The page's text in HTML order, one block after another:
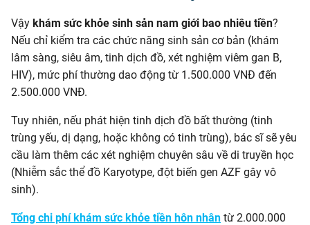
Vậy khám sức khỏe sinh sản nam giới bao nhiêu tiền?
Nếu chỉ kiểm tra các chức năng sinh sản cơ bản (khám
lâm sàng, siêu âm, tinh dịch đồ, xét nghiệm viêm gan B,
HIV), mức phí thường dao động từ 1.500.000 VNĐ đến
2.500.000 VNĐ.
Tuy nhiên, nếu phát hiện tinh dịch đồ bất thường (tinh
trùng yếu, dị dạng, hoặc không có tinh trùng), bác sĩ sẽ yêu
cầu làm thêm các xét nghiệm chuyên sâu về di truyền học
(Nhiễm sắc thể đồ Karyotype, đột biến gen AZF gây vô
sinh).
Tổng chi phí khám sức khỏe tiền hôn nhân từ 2.000.000